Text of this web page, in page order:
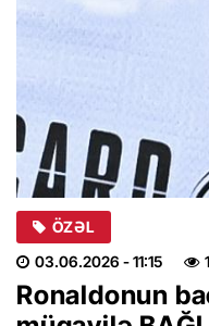
ÖZƏL
03.06.2026 - 11:15
Ronaldonun